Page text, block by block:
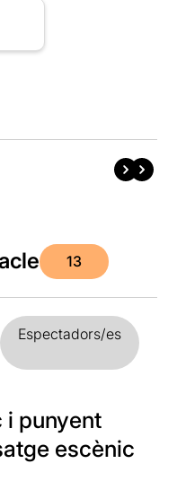
13
Espectadors/es
i punyent
escènic